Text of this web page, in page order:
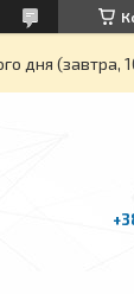
дня (завтра,